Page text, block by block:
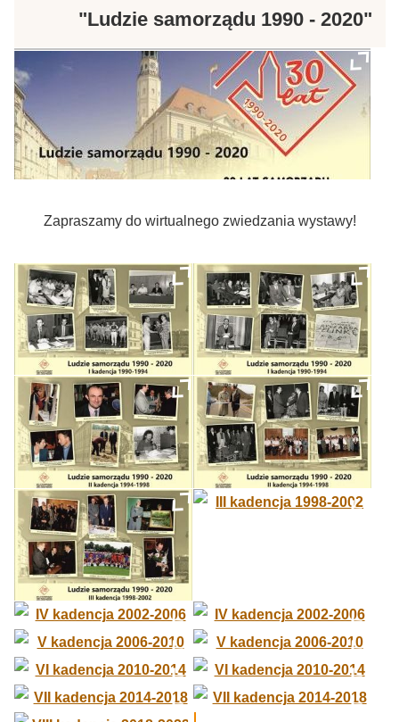
"Ludzie samorządu 1990 - 2020"
Zapraszamy do wirtualnego zwiedzania wystawy!